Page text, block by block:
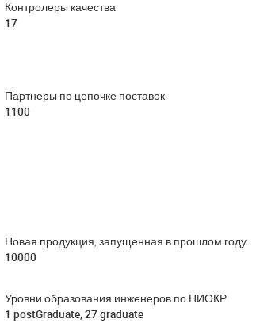
Контролеры качества
17
Партнеры по цепочке поставок
1100
Новая продукция, запущенная в прошлом году
10000
Уровни образования инженеров по НИОКР
1 postGraduate, 27 graduate